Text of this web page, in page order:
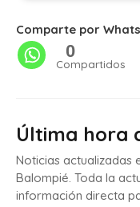
Comparte por
0
Compartidos
Última hora
Noticias actualizadas
Balompié. Toda la
información directa